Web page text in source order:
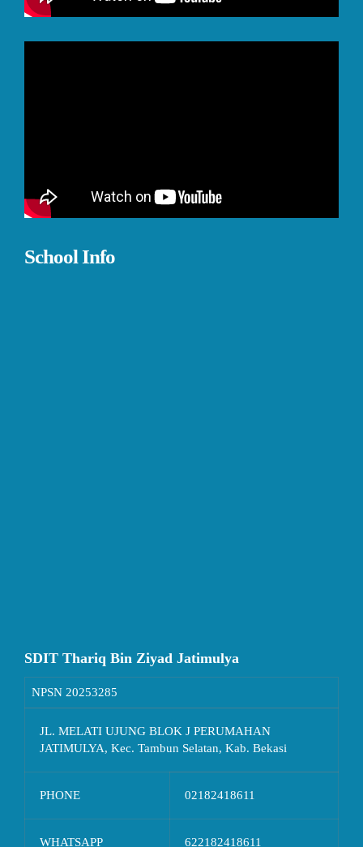
School Info
SDIT Thariq Bin Ziyad Jatimulya
NPSN 20253285
JL. MELATI UJUNG BLOK J PERUMAHAN
JATIMULYA, Kec. Tambun Selatan, Kab. Bekasi
PHONE 02182418611
WHATSAPP 622182418611